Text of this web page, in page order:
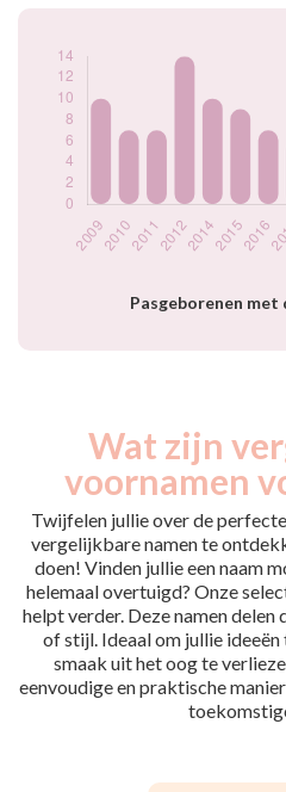
Pasgeborenen met
Popularité du
prénom Virgile par
2021
2022
Wat zijn
voornamen
Twijfelen jullie over de
vergelijkbare namen te
doen! Vinden jullie een naam
helemaal overtuigd? Onze
helpt verder. Deze namen
of stijl. Ideaal om jullie
smaak uit het oog te
eenvoudige en praktische